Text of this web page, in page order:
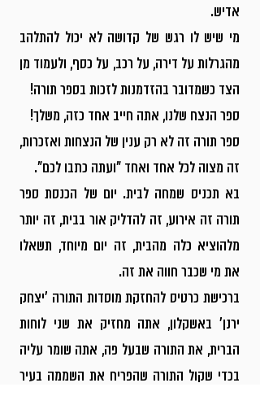
אדיש.
מי שיש לו רגש של קדושה לא יכול להתלהב
מהגרלות על דירה, על רכב, על כסף, ולעמוד מן
הצד כשמדובר בהזדמנות לזכות בספר תורה!
ספר הנצח שלנו, אתה חייב אחד כזה, משלך!
ספר תורה זה לא רק ענין של הנצחות ואזכרות,
זה מצוה לכל אחד ואחד "ועתה כתבו לכם".
בא תכניס שמחה לבית. יום של הכנסת ספר
תורה זה אירוע, זה להדליק אור בבית, זה יותר
מלהוציא כלה מהבית, זה יום מיוחד, תשאלו
את מי שכבר חווה את זה.
ברכישת כרטיס להחזקת מוסדות התורה 'יצחק
ירנן' באשקלון, אתה מחזיק את שני לוחות
הברית, את התורה שבעל פה, אתה שומר עליה
בכדי שקול התורה שהפריח את השממה בעיר